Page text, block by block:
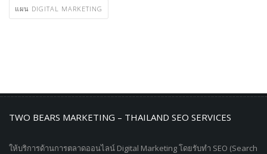
แผน DIGITAL MARKETING
TWO BEARS MARKETING – THAILAND SEO SERVICES
ให้บริการด้านการตลาดออนไลน์ Digital Marketing โดยรับทำ SEO (Search